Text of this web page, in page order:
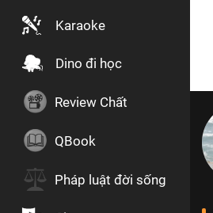
Karaoke
Dino đi học
Review Chất
QBook
Pháp luật đời sống